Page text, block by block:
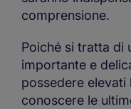
comprensione.
Poiché si tratta di
importante e
possedere elevati
conoscere le